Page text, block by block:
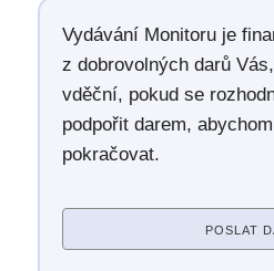
Vydávání Monitoru je
z dobrovolných darů
vděční, pokud se
podpořit darem,
pokračovat.
POSLAT